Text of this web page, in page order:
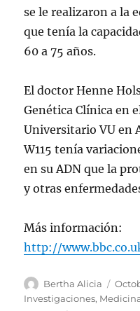
se le realizaron a la
que tenía la
60 a 75 años.
El doctor Henne
Genética Clínica en
Universitario VU en
W115 tenía
en su ADN que la
y otras
Más información:
http://
Author
Bertha Alicia
on
Investigaciones,